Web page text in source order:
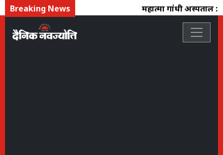
Breaking News महात्मा गांधी अस्पताल : 4